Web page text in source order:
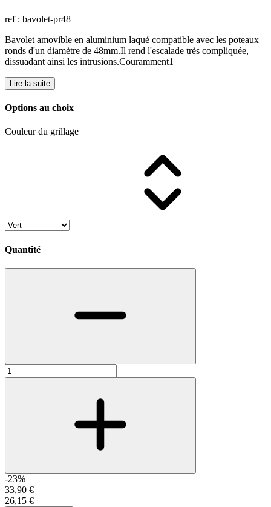
ref : bavolet-pr48
Bavolet amovible en aluminium laqué compatible avec les poteaux
ronds d'un diamètre de 48mm.Il rend l'escalade très compliquée,
dissuadant ainsi les intrusions.Couramment1
Lire la suite
Options au choix
Couleur du grillage
Quantité
-23%
33,90 €
26,15 €